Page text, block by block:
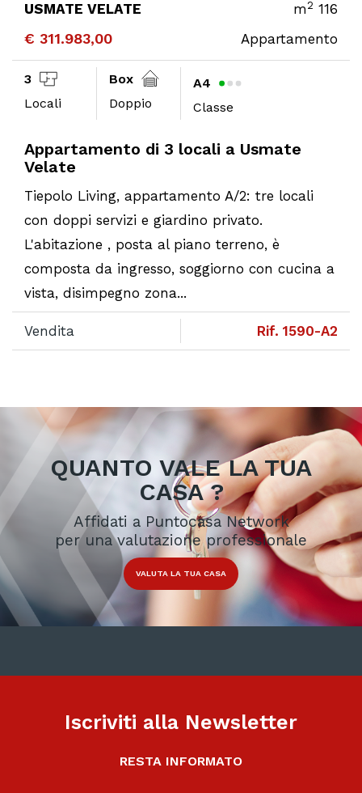
VELATE
Appartamento
Box
Doppio
A4
Classe
di 3 locali a Usmate
appartamento A/2: tre locali
servizi e giardino privato.
, posta al piano terreno, è
da ingresso, soggiorno con cucina a
zona...
Rif. 1590-A2
€
Vendita
QUANTO VALE LA TUA
CASA ?
Affidati a Puntocasa Network
per una valutazione professionale
VALUTA LA TUA CASA
Iscriviti alla Newsletter
RESTA INFORMATO